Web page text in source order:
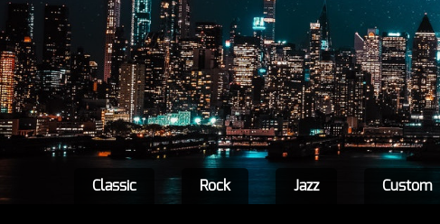
Classic Rock Jazz Custom